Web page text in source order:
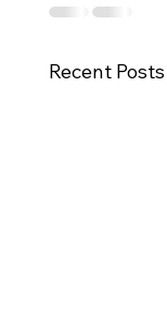
Recent Posts